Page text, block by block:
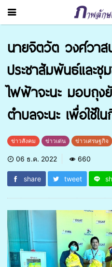
นายจิต​วัต​ วงศ์​วา
ประชา​สัมพันธ์​และ​ชุ
ไฟฟ้า​จะ​นะ​ มอบถุง
ตำบลจะนะ​ เพื่อใช้
ข่าวสังคม ข่าวเด่น ข่าวเศรษฐกิจ
06 ธ.ค. 2022 660
share tweet